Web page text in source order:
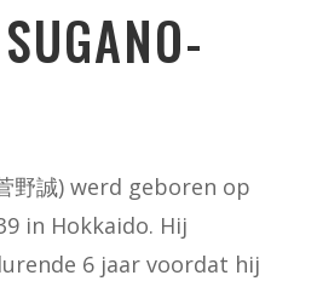
野誠)werd geboren op
in Hokkaido. Hij
6 jaar voordat hij